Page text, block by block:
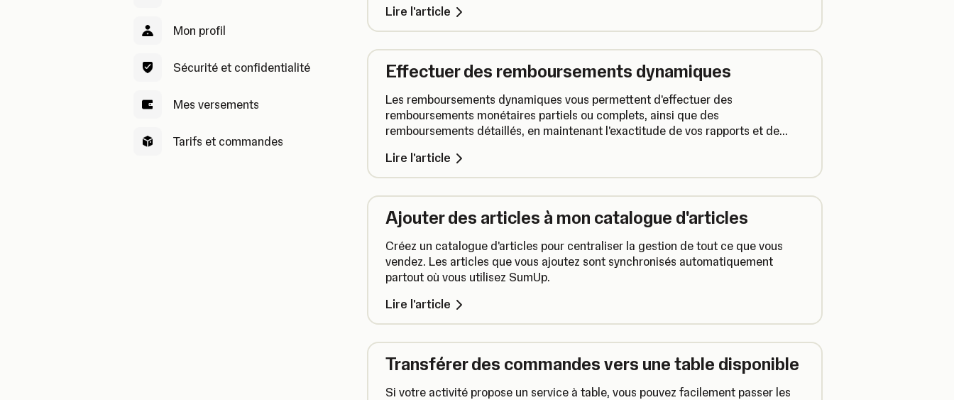
Mon profil
Sécurité et confidentialité
Mes versements
Tarifs et commandes
Lire l'article
Effectuer des remboursements dynamiques
Les remboursements dynamiques vous permettent d'effectuer des
remboursements monétaires partiels ou complets, ainsi que des
remboursements détaillés, en maintenant l'exactitude de vos rapports et de
Lire l'article
Ajouter des articles à mon catalogue d'articles
Créez un catalogue d'articles pour centraliser la gestion de tout ce que vous
vendez. Les articles que vous ajoutez sont synchronisés automatiquement
partout où vous utilisez SumUp.
Lire l'article
Transférer des commandes vers une table disponible
Si votre activité propose un service à table, vous pouvez facilement passer les